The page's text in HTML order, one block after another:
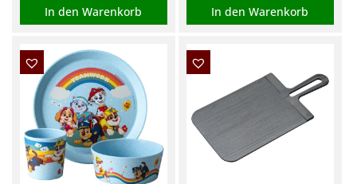
In den Warenkorb In den Warenkorb